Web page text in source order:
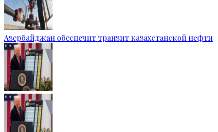
Азербайджан обеспечит транзит казахстанской нефти